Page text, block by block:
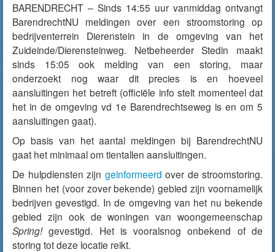
BARENDRECHT – Sinds 14:55 uur vanmiddag ontvangt
BarendrechtNU meldingen over een stroomstoring op
bedrijventerrein Dierenstein in de omgeving van het
Zuideinde/Dierensteinweg. Netbeheerder Stedin maakt
sinds 15:05 ook melding van een storing, maar
onderzoekt nog waar dit precies is en hoeveel
aansluitingen het betreft (officiële info stelt momenteel dat
het in de omgeving vd 1e Barendrechtseweg is en om 5
aansluitingen gaat).
Op basis van het aantal meldingen bij BarendrechtNU
gaat het minimaal om tientallen aansluitingen.
De hulpdiensten zijn geinformeerd over de stroomstoring.
Binnen het (voor zover bekende) gebied zijn voornamelijk
bedrijven gevestigd. In de omgeving van het nu bekende
gebied zijn ook de woningen van woongemeenschap
Spring!gevestigd. Het is vooralsnog onbekend of de
storing tot deze locatie reikt.